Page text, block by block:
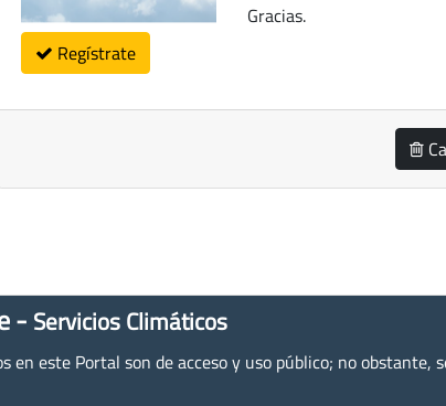
Regístrate
Gracias.
- Servicios Climáticos
en este Portal son de acceso y uso público; no obstante,